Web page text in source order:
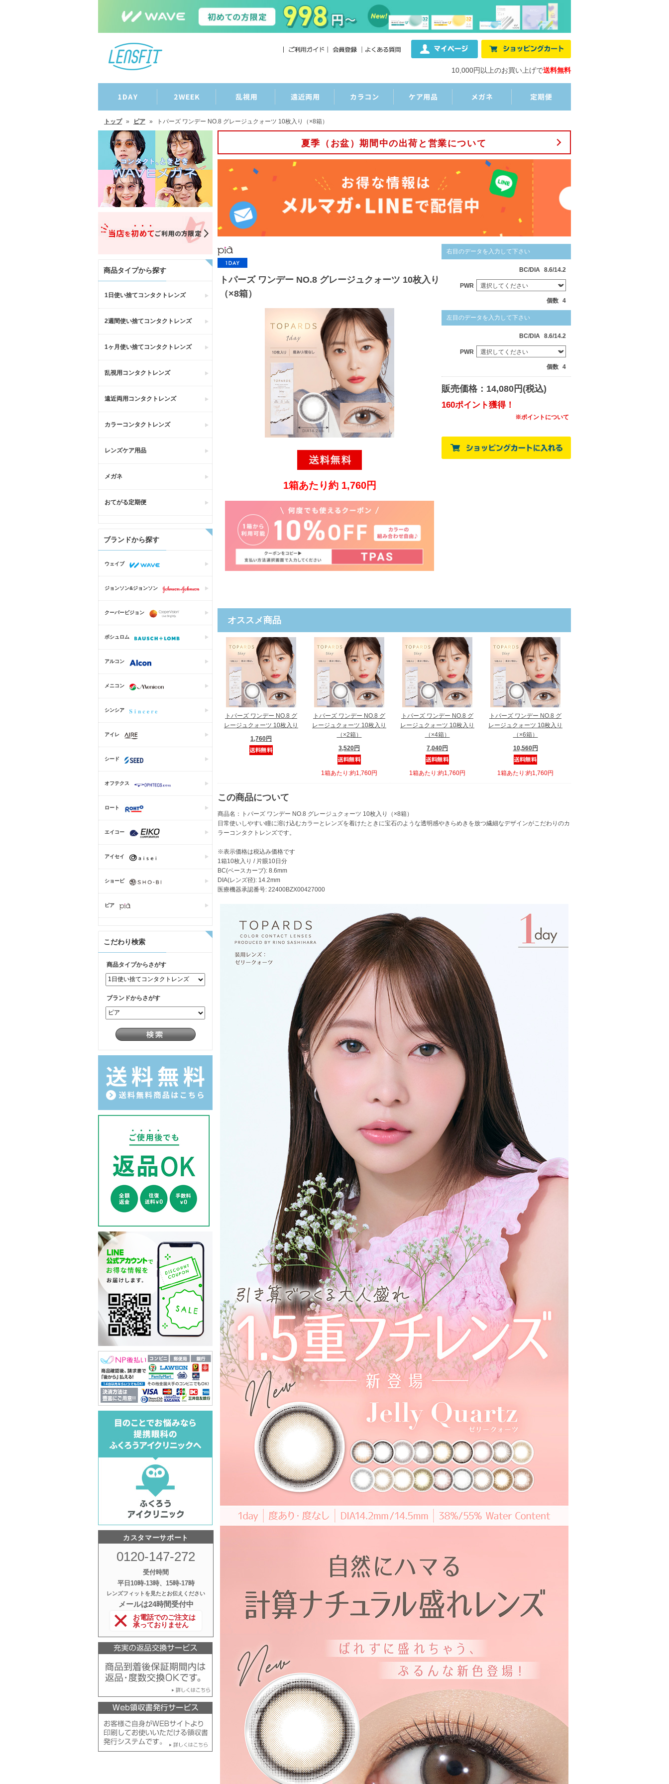
10,000円以上のお買い上げで送料無料
トップ » ピア » トパーズ ワンデー NO.8 グレージュクォーツ 10枚入り（×8箱）
商品タイプから探す
1日使い捨てコンタクトレンズ
2週間使い捨てコンタクトレンズ
1ヶ月使い捨てコンタクトレンズ
乱視用コンタクトレンズ
遠近両用コンタクトレンズ
カラーコンタクトレンズ
レンズケア用品
メガネ
おてがる定期便
ブランドから探す
ウェイブ
ジョンソン&ジョンソン
クーパービジョン
ボシュロム
アルコン
メニコン
シンシア
アイレ
シード
オフテクス
ロート
エイコー
アイセイ
ショービ
ピア
こだわり検索
商品タイプからさがす
ブランドからさがす
カスタマーサポート
0120-147-272
受付時間
平日10時‐13時、15時‐17時
レンズフィットを見たとお伝えください
メールは24時間受付中
お電話でのご注文は
承っておりません
夏季（お盆）期間中の出荷と営業について
トパーズ ワンデー NO.8 グレージュクォーツ 10枚入り
（×8箱）
1箱あたり約 1,760円
右目のデータを入力して下さい
BC/DIA 8.6/14.2
PWR
個数 4
左目のデータを入力して下さい
BC/DIA 8.6/14.2
PWR
個数 4
販売価格：14,080円(税込)
160ポイント獲得！
※ポイントについて
オススメ商品
トパーズ ワンデー NO.8 グ
レージュクォーツ 10枚入り
1,760円
トパーズ ワンデー NO.8 グ
レージュクォーツ 10枚入り
（×2箱）
3,520円
1箱あたり:約1,760円
トパーズ ワンデー NO.8 グ
レージュクォーツ 10枚入り
（×4箱）
7,040円
1箱あたり:約1,760円
トパーズ ワンデー NO.8 グ
レージュクォーツ 10枚入り
（×6箱）
10,560円
1箱あたり:約1,760円
この商品について
商品名：トパーズ ワンデー NO.8 グレージュクォーツ 10枚入り（×8箱）
日常使いしやすい瞳に溶け込むカラーとレンズを着けたときに宝石のような透明感やきらめきを放つ繊細なデザインがこだわりのカ
ラーコンタクトレンズです。
※表示価格は税込み価格です
1箱10枚入り / 片眼10日分
BC(ベースカーブ): 8.6mm
DIA(レンズ径): 14.2mm
医療機器承認番号: 22400BZX00427000